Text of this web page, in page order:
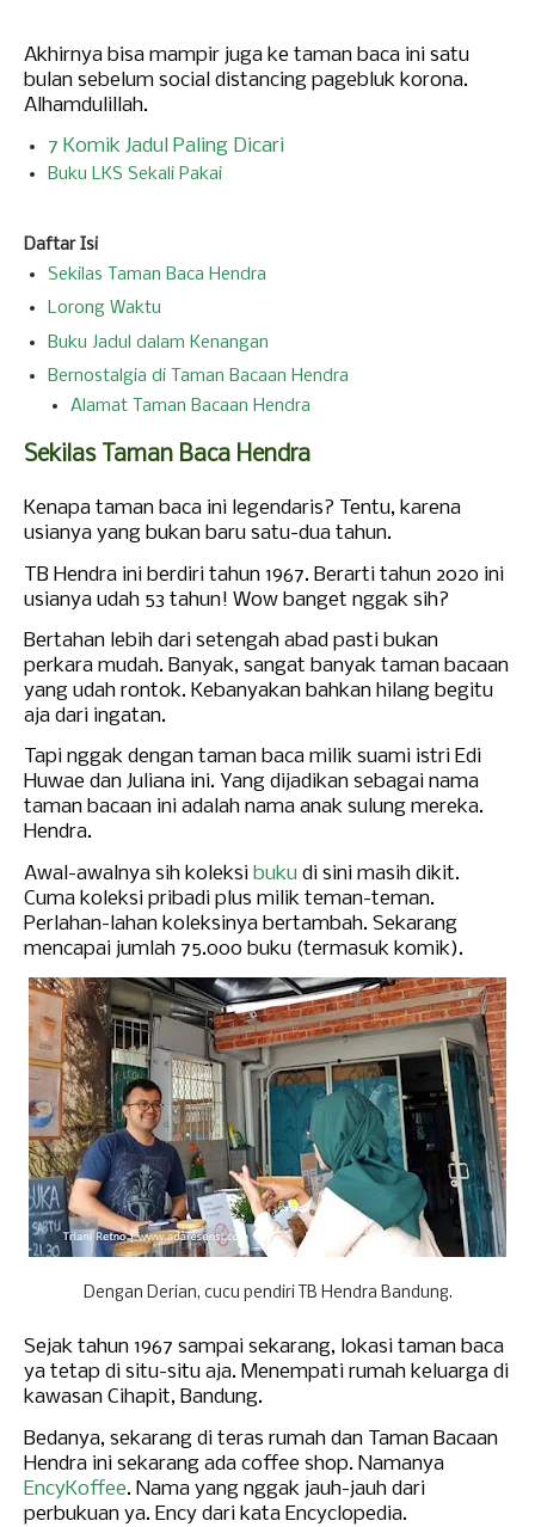
Akhirnya bisa mampir juga ke taman baca ini satu
bulan sebelum social distancing pagebluk korona.
Alhamdulillah.
7 Komik Jadul Paling Dicari
Buku LKS Sekali Pakai
Daftar Isi
Sekilas Taman Baca Hendra
Lorong Waktu
Buku Jadul dalam Kenangan
Bernostalgia di Taman Bacaan Hendra
Alamat Taman Bacaan Hendra
Sekilas Taman Baca Hendra
Kenapa taman baca ini legendaris? Tentu, karena
usianya yang bukan baru satu-dua tahun.
TB Hendra ini berdiri tahun 1967. Berarti tahun 2020 ini
usianya udah 53 tahun! Wow banget nggak sih?
Bertahan lebih dari setengah abad pasti bukan
perkara mudah. Banyak, sangat banyak taman bacaan
yang udah rontok. Kebanyakan bahkan hilang begitu
aja dari ingatan.
Tapi nggak dengan taman baca milik suami istri Edi
Huwae dan Juliana ini. Yang dijadikan sebagai nama
taman bacaan ini adalah nama anak sulung mereka.
Hendra.
Awal-awalnya sih koleksi buku di sini masih dikit.
Cuma koleksi pribadi plus milik teman-teman.
Perlahan-lahan koleksinya bertambah. Sekarang
mencapai jumlah 75.000 buku (termasuk komik).
Dengan Derian, cucu pendiri TB Hendra Bandung.
Sejak tahun 1967 sampai sekarang, lokasi taman baca
ya tetap di situ-situ aja. Menempati rumah keluarga di
kawasan Cihapit, Bandung.
Bedanya, sekarang di teras rumah dan Taman Bacaan
Hendra ini sekarang ada coffee shop. Namanya
EncyKoffee. Nama yang nggak jauh-jauh dari
perbukuan ya. Ency dari kata Encyclopedia.